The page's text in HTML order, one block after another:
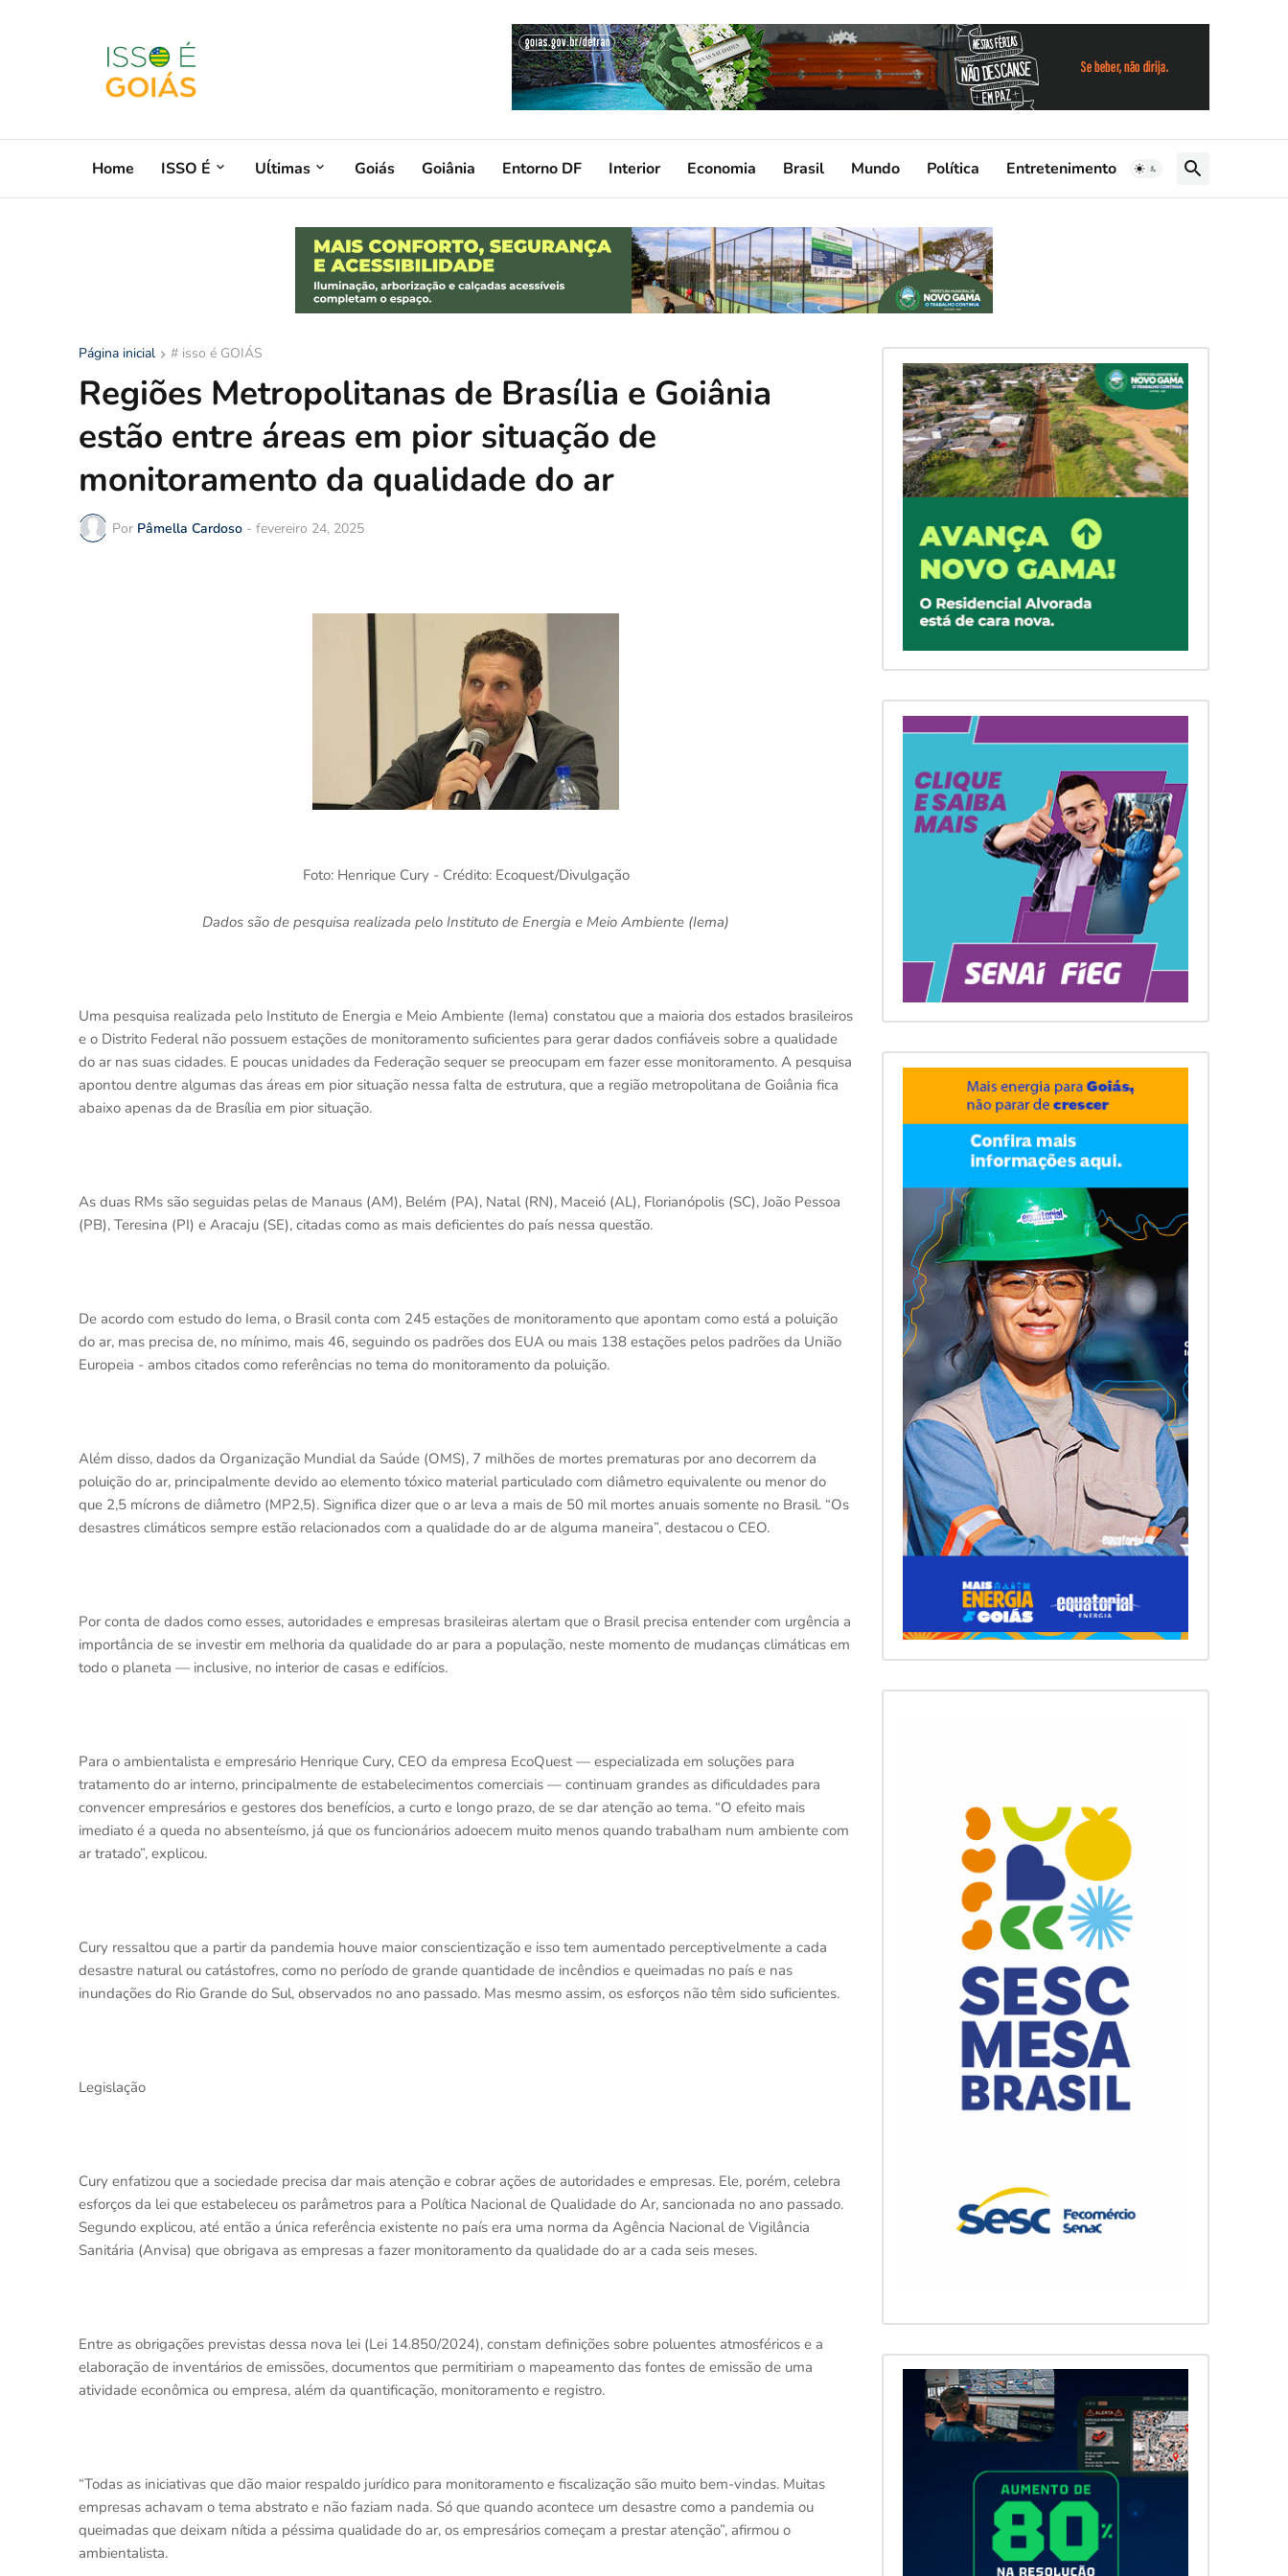
Home ISSO É Uĺtimas Goiás Goiânia Entorno DF Interior Economia Brasil Mundo Política Entretenimento
Página inicial # isso é GOIÁS
Regiões Metropolitanas de Brasília e Goiânia
estão entre áreas em pior situação de
monitoramento da qualidade do ar
Por Pâmella Cardoso - fevereiro 24, 2025
Foto: Henrique Cury - Crédito: Ecoquest/Divulgação
Dados são de pesquisa realizada pelo Instituto de Energia e Meio Ambiente (Iema)
Uma pesquisa realizada pelo Instituto de Energia e Meio Ambiente (Iema) constatou que a maioria dos estados brasileiros
e o Distrito Federal não possuem estações de monitoramento suficientes para gerar dados confiáveis sobre a qualidade
do ar nas suas cidades. E poucas unidades da Federação sequer se preocupam em fazer esse monitoramento. A pesquisa
apontou dentre algumas das áreas em pior situação nessa falta de estrutura, que a região metropolitana de Goiânia fica
abaixo apenas da de Brasília em pior situação.
As duas RMs são seguidas pelas de Manaus (AM), Belém (PA), Natal (RN), Maceió (AL), Florianópolis (SC), João Pessoa
(PB), Teresina (PI) e Aracaju (SE), citadas como as mais deficientes do país nessa questão.
De acordo com estudo do Iema, o Brasil conta com 245 estações de monitoramento que apontam como está a poluição
do ar, mas precisa de, no mínimo, mais 46, seguindo os padrões dos EUA ou mais 138 estações pelos padrões da União
Europeia - ambos citados como referências no tema do monitoramento da poluição.
Além disso, dados da Organização Mundial da Saúde (OMS), 7 milhões de mortes prematuras por ano decorrem da
poluição do ar, principalmente devido ao elemento tóxico material particulado com diâmetro equivalente ou menor do
que 2,5 mícrons de diâmetro (MP2,5). Significa dizer que o ar leva a mais de 50 mil mortes anuais somente no Brasil. “Os
desastres climáticos sempre estão relacionados com a qualidade do ar de alguma maneira”, destacou o CEO.
Por conta de dados como esses, autoridades e empresas brasileiras alertam que o Brasil precisa entender com urgência a
importância de se investir em melhoria da qualidade do ar para a população, neste momento de mudanças climáticas em
todo o planeta — inclusive, no interior de casas e edifícios.
Para o ambientalista e empresário Henrique Cury, CEO da empresa EcoQuest — especializada em soluções para
tratamento do ar interno, principalmente de estabelecimentos comerciais — continuam grandes as dificuldades para
convencer empresários e gestores dos benefícios, a curto e longo prazo, de se dar atenção ao tema. “O efeito mais
imediato é a queda no absenteísmo, já que os funcionários adoecem muito menos quando trabalham num ambiente com
ar tratado”, explicou.
Cury ressaltou que a partir da pandemia houve maior conscientização e isso tem aumentado perceptivelmente a cada
desastre natural ou catástofres, como no período de grande quantidade de incêndios e queimadas no país e nas
inundações do Rio Grande do Sul, observados no ano passado. Mas mesmo assim, os esforços não têm sido suficientes.
Legislação
Cury enfatizou que a sociedade precisa dar mais atenção e cobrar ações de autoridades e empresas. Ele, porém, celebra
esforços da lei que estabeleceu os parâmetros para a Política Nacional de Qualidade do Ar, sancionada no ano passado.
Segundo explicou, até então a única referência existente no país era uma norma da Agência Nacional de Vigilância
Sanitária (Anvisa) que obrigava as empresas a fazer monitoramento da qualidade do ar a cada seis meses.
Entre as obrigações previstas dessa nova lei (Lei 14.850/2024), constam definições sobre poluentes atmosféricos e a
elaboração de inventários de emissões, documentos que permitiriam o mapeamento das fontes de emissão de uma
atividade econômica ou empresa, além da quantificação, monitoramento e registro.
“Todas as iniciativas que dão maior respaldo jurídico para monitoramento e fiscalização são muito bem-vindas. Muitas
empresas achavam o tema abstrato e não faziam nada. Só que quando acontece um desastre como a pandemia ou
queimadas que deixam nítida a péssima qualidade do ar, os empresários começam a prestar atenção”, afirmou o
ambientalista.